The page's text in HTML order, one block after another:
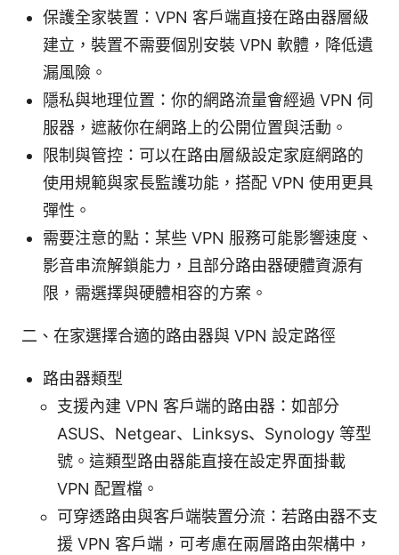
保護全家裝置：VPN 客戶端直接在路由器層級
建立，裝置不需要個別安裝 VPN 軟體，降低遺
漏風險。
隱私與地理位置：你的網路流量會經過 VPN 伺
服器，遮蔽你在網路上的公開位置與活動。
限制與管控：可以在路由層級設定家庭網路的
使用規範與家長監護功能，搭配 VPN 使用更具
彈性。
需要注意的點：某些 VPN 服務可能影響速度、
影音串流解鎖能力，且部分路由器硬體資源有
限，需選擇與硬體相容的方案。
二、在家選擇合適的路由器與 VPN 設定路徑
路由器類型
支援內建 VPN 客戶端的路由器：如部分
ASUS、Netgear、Linksys、Synology 等型
號。這類型路由器能直接在設定界面掛載
VPN 配置檔。
可穿透路由與客戶端裝置分流：若路由器不支
援 VPN 客戶端，可考慮在兩層路由架構中，